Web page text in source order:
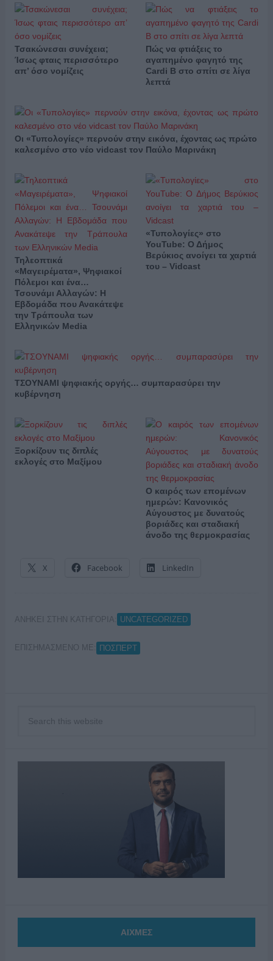
Τσακώνεσαι συνέχεια;
Ίσως φταις περισσότερο
απ’ όσο νομίζεις
Πώς να φτιάξεις το
αγαπημένο φαγητό της
Cardi B στο σπίτι σε λίγα
λεπτά
Οι «Τυπολογίες» περνούν στην εικόνα, έχοντας ως πρώτο
καλεσμένο στο νέο vidcast τον Παύλο Μαρινάκη
Τηλεοπτικά
«Μαγειρέματα», Ψηφιακοί
Πόλεμοι και ένα…
Τσουνάμι Αλλαγών: Η
Εβδομάδα που Ανακάτεψε
την Τράπουλα των
Ελληνικών Media
«Τυπολογίες» στο
YouTube: Ο Δήμος
Βερύκιος ανοίγει τα χαρτιά
του – Vidcast
ΤΣΟΥΝΑΜΙ ψηφιακής οργής… συμπαρασύρει την
κυβέρνηση
Ξορκίζουν τις διπλές
εκλογές στο Μαξίμου
Ο καιρός των επομένων
ημερών: Κανονικός
Αύγουστος με δυνατούς
βοριάδες και σταδιακή
άνοδο της θερμοκρασίας
X Facebook LinkedIn
ΑΝΗΚΕΙ ΣΤΗΝ ΚΑΤΗΓΟΡΙΑ: UNCATEGORIZED
ΕΠΙΣΗΜΑΣΜΕΝΟ ΜΕ: ΠΟΣΠΕΡΤ
ΑΙΧΜΕΣ